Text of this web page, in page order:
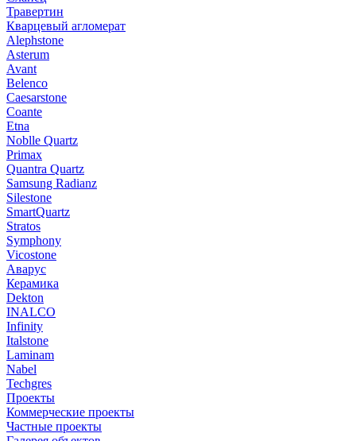
Травертин
Кварцевый агломерат
Alephstone
Asterum
Avant
Belenco
Caesarstone
Coante
Etna
Noblle Quartz
Primax
Quantra Quartz
Samsung Radianz
Silestone
SmartQuartz
Stratos
Symphony
Vicostone
Аварус
Керамика
Dekton
INALCO
Infinity
Italstone
Laminam
Nabel
Techgres
Проекты
Коммерческие проекты
Частные проекты